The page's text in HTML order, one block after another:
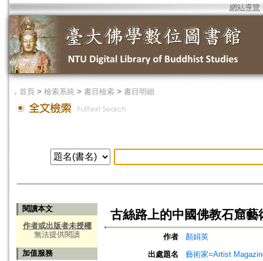
網站導覽
． 首頁 > 檢索系統 > 書目檢索 > 書目明細
閱讀本文
作者或出版者未授權
無法提供閱讀
加值服務
古絲路上的中國佛教石窟藝
作者
顏娟英
出處題名
藝術家=Artist